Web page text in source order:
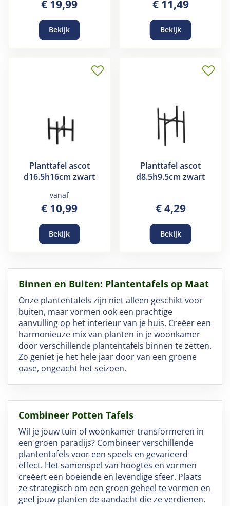
€ 19,99
Bekijk
€ 11,49
Bekijk
Planttafel ascot
d16.5h16cm zwart
vanaf
€ 10,99
Bekijk
Planttafel ascot
d8.5h9.5cm zwart
€4,29
Bekijk
Binnen en Buiten: Plantentafels op Maat
Onze plantentafels zijn niet alleen geschikt voor
buiten, maar vormen ook een prachtige
aanvulling op het interieur van je huis. Creëer een
harmonieuze mix van planten in je woonkamer
door verschillende plantentafels binnen te zetten.
Zo geniet je het hele jaar door van een groene
oase, ongeacht het seizoen.
Combineer Potten Tafels
Wil je jouw tuin of woonkamer transformeren in
een groen paradijs? Combineer verschillende
plantentafels voor een speels en gevarieerd
effect. Het samenspel van hoogtes en vormen
creëert een boeiende en levendige sfeer. Plaats
ze strategisch om een groen geheel te vormen en
geef jouw planten de aandacht die ze verdienen.